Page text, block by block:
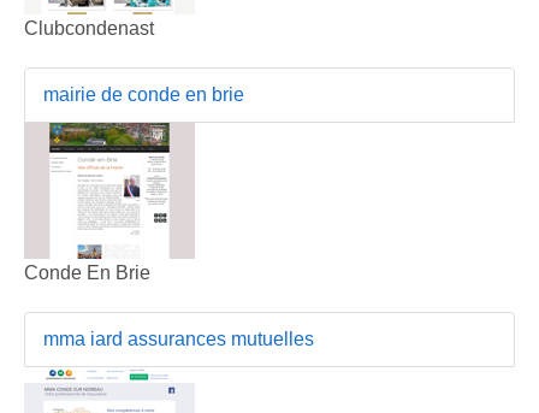
Clubcondenast
mairie de conde en brie
Conde En Brie
mma iard assurances mutuelles